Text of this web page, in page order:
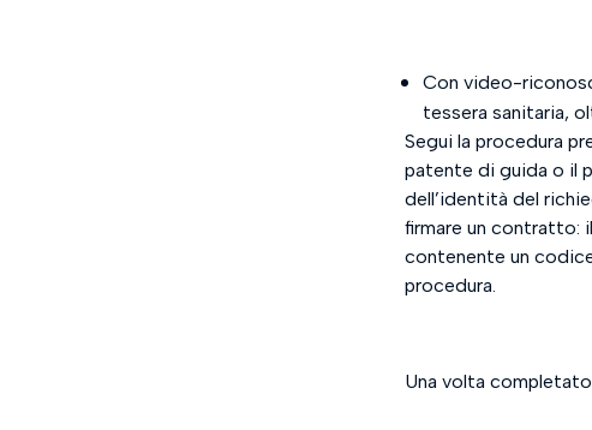
Con video-
tessera sanitaria,
Segui la procedura
patente di guida o il
dell’identità del
firmare un contratto:
contenente un
procedura.
Una volta